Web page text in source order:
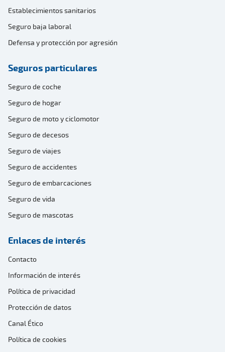
Establecimientos sanitarios
Seguro baja laboral
Defensa y protección por agresión
Seguros particulares
Seguro de coche
Seguro de hogar
Seguro de moto y ciclomotor
Seguro de decesos
Seguro de viajes
Seguro de accidentes
Seguro de embarcaciones
Seguro de vida
Seguro de mascotas
Enlaces de interés
Contacto
Información de interés
Política de privacidad
Protección de datos
Canal Ético
Política de cookies